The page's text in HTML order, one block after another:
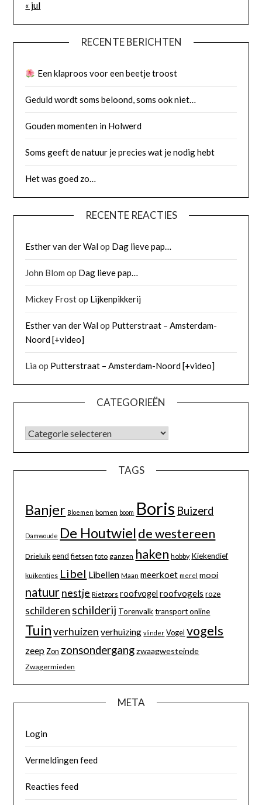
« jul
RECENTE BERICHTEN
Een klaproos voor een beetje troost
Geduld wordt soms beloond, soms ook niet…
Gouden momenten in Holwerd
Soms geeft de natuur je precies wat je nodig hebt
Het was goed zo…
RECENTE REACTIES
Esther van der Walop Dag lieve pap…
John Blom op Dag lieve pap…
Mickey Frostop Lijkenpikkerij
Esther van der Walop Putterstraat – Amsterdam-
Noord [+video]
Lia op Putterstraat – Amsterdam-Noord [+video]
CATEGORIEËN
TAGS
Banjer Bloemen bomen boom Boris Buizerd
Damwoude De Houtwielde westereen
Drieluik eend fietsen foto ganzen haken hobby Kiekendief
kuikentjes Libel Libellen Maan meerkoet merel mooi
natuurnestje Rietgors roofvogel roofvogels roze
schilderen schilderij Torenvalk transport online
Tuin verhuizen verhuizing vlinder Vogel vogels
zeep Zon zonsondergang zwaagwesteinde
Zwagermieden
META
Login
Vermeldingen feed
Reacties feed